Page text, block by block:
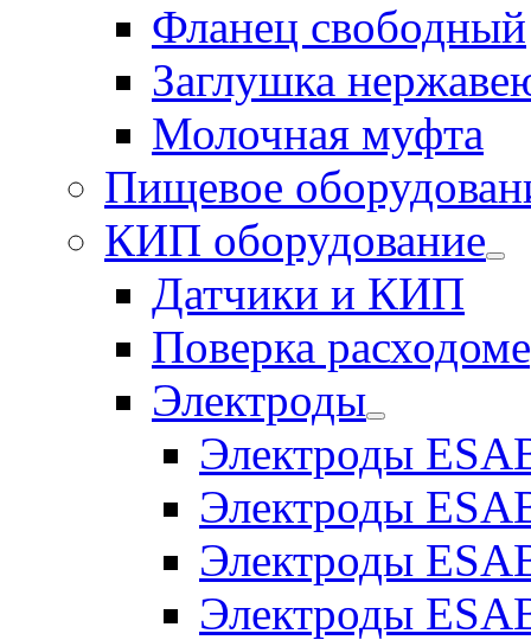
Фланец свободный
Заглушка
Молочная муфта
Пищевое
КИП оборудование
Датчики и КИП
Поверка
Электроды
Электроды
Электроды
Электроды
Электроды